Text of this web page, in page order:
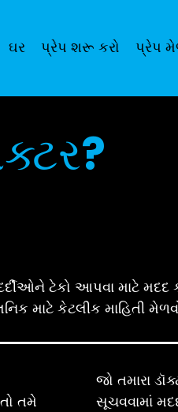
ઘર પ્રેપ શરૂ કરો પ્રેપ
ટેકો આપવા માટે મદદ
માટે કેટલીક માહિતી
તમે
જો તમારા
સૂચવવામાં